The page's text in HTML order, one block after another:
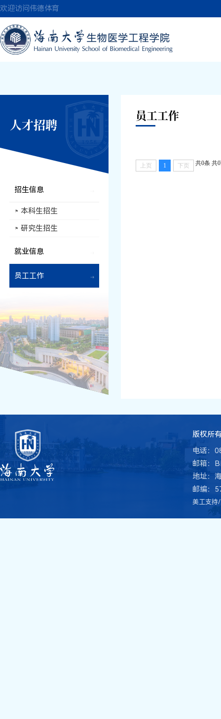
欢迎访问伟德体育
人才招聘
招生信息
本科生招生
研究生招生
就业信息
员工工作
员工工作
上页 1 下页 共0条 共
版权所
电话：
邮箱：
地址：
邮编：
美工支持